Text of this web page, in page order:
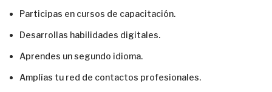
Participas en cursos de capacitación.
Desarrollas habilidades digitales.
Aprendes un segundo idioma.
Amplías tu red de contactos profesionales.